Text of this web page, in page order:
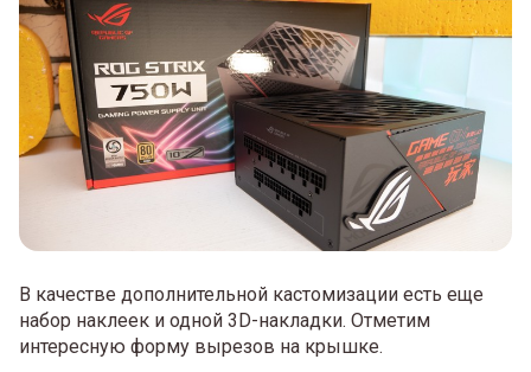
В качестве дополнительной кастомизации есть еще
набор наклеек и одной 3D-накладки. Отметим
интересную форму вырезов на крышке.